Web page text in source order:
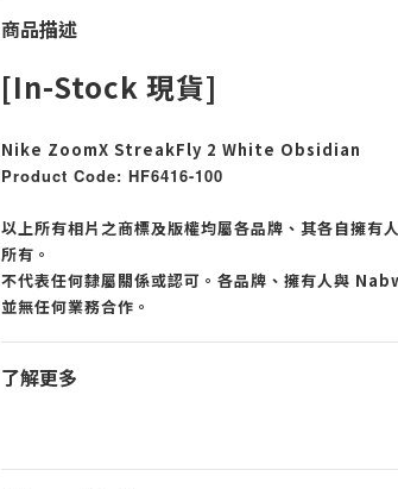
商品描述
[In-Stock 現貨]
Nike ZoomX StreakFly 2 White Obsidian
Product Code: HF6416-100
以上所有相片之商標及版權均屬各品牌、其各自擁有
所有。
不代表任何隸屬關係或認可。各品牌、擁有人與
並無任何業務合作。
了解更多